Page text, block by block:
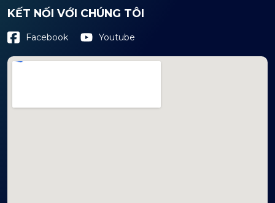
KẾT NỐI VỚI CHÚNG TÔI
Facebook Youtube